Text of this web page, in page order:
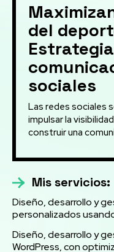
del
sociales
Las redes sociales
impulsar la
construir una
Mis servicios:
Diseño, desarrollo y
personalizados
Diseño, desarrollo y
WordPress, con